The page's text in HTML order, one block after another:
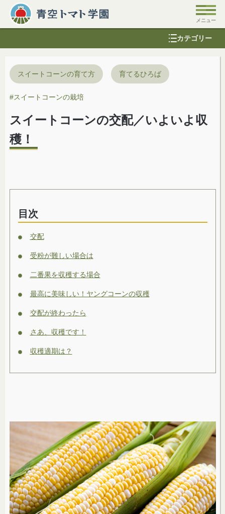
カテゴリー
スイートコーンの育て方 育てるひろば
#スイートコーンの栽培
スイートコーンの交配／いよいよ収
穫！
目次
交配
受粉が難しい場合は
二番果を収穫する場合
最高に美味しい！ヤングコーンの収穫
交配が終わったら
さあ、収穫です！
収穫適期は？